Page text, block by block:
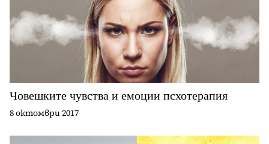
Човешките чувства и емоции псхотерапия
8 октомври 2017